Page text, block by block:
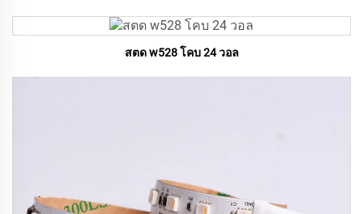
สตด w528 โคบ 24 วอล